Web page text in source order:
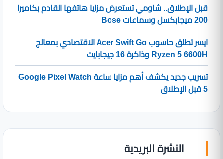
قبل الإطلاق.. شاومي تستعرض مزايا هاتفها القادم بكاميرا
200 ميجابكسل وسماعات Bose
ايسر تطلق حاسوب Acer Swift Go الاقتصادي بمعالج
Ryzen 5 6600H وذاكرة 16 جيجابايت
تسريب جديد يكشف أهم مزايا ساعة Google Pixel Watch
5 قبل الإطلاق
النشرة البريدية